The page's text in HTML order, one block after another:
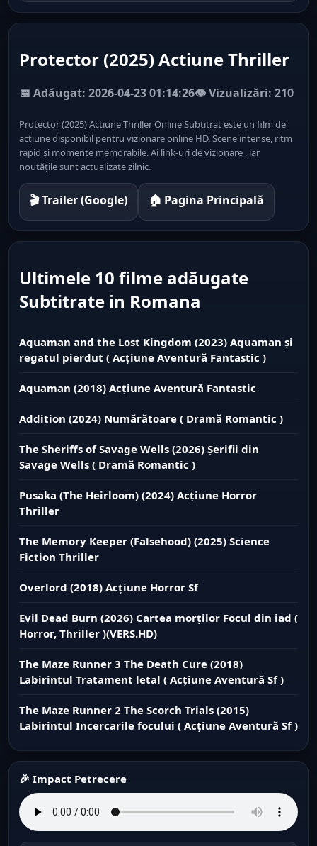
Protector (2025) Actiune Thriller
📅 Adăugat: 2026-04-23 01:14:26👁️ Vizualizări: 210
Protector (2025) Actiune Thriller Online Subtitrat este un film de
acțiune disponibil pentru vizionare online HD. Scene intense, ritm
rapid și momente memorabile. Ai link-uri de vizionare , iar
noutățile sunt actualizate zilnic.
🎬 Trailer (Google) 🏠 Pagina Principală
Ultimele 10 filme adăugate
Subtitrate in Romana
Aquaman and the Lost Kingdom (2023) Aquaman și
regatul pierdut ( Acțiune Aventură Fantastic )
Aquaman (2018) Acțiune Aventură Fantastic
Addition (2024) Numărătoare ( Dramă Romantic )
The Sheriffs of Savage Wells (2026) Șerifii din
Savage Wells ( Dramă Romantic )
Pusaka (The Heirloom) (2024) Acțiune Horror
Thriller
The Memory Keeper (Falsehood) (2025) Science
Fiction Thriller
Overlord (2018) Acțiune Horror Sf
Evil Dead Burn (2026) Cartea morților Focul din iad (
Horror, Thriller )(VERS.HD)
The Maze Runner 3 The Death Cure (2018)
Labirintul Tratament letal ( Acțiune Aventură Sf )
The Maze Runner 2 The Scorch Trials (2015)
Labirintul Incercarile focului ( Acțiune Aventură Sf )
🎉 Impact Petrecere